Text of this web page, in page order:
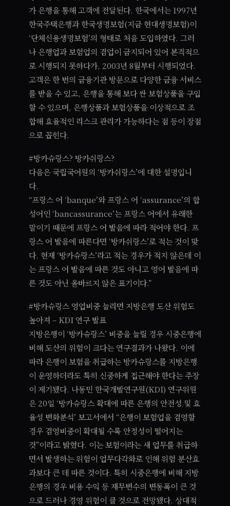
가 은행을 통해 고객에 전달된다. 한국에서는 1997년
한국주택은행과 한국생명보험(지금 현대생명보험)이
‘단체신용생명보험’의 형태로 처음 도입하였다. 그러
나 은행업과 보험업의 겸업이 금지되어 있어 본격적으
로 시행되지 못하다가, 2003년 8월부터 시행되었다.
고객은 한 번의 금융기관 방문으로 다양한 금융 서비스
를 받을 수 있고, 은행을 통해 보다 싼 보험상품을 구입
할 수 있으며, 은행상품과 보험상품을 이상적으로 조
합해 효율적인 리스크 관리가 가능하다는 점 등이 장점
으로 꼽힌다.
#방카슈랑스? 방카쉬랑스?
다음은 국립국어원의 ‘방카쉬랑스’에 대한 설명입니
다.
“프랑스 어 ‘banque’와 프랑스 어 ‘assurance’의 합
성어인 ‘bancassurance’는 프랑스 어에서 유래한
말이기 때문에 프랑스 어 발음에 따라 적어야 한다. 프
랑스 어 발음에 따른다면 ‘방카쉬랑스’로 적는 것이 맞
다. 현재 ‘방카슈랑스’라고 적는 경우가 적지 않은데 이
는 프랑스 어 발음에 따른 것도 아니고 영어 발음에 따
른 것도 아닌 올바르지 않은 표기이다.”
#방카슈랑스 영업비중 늘리면 지방은행 도산 위험도
높아져 – KDI 연구 발표
지방은행이 ‘방카슈랑스’ 비중을 늘릴 경우 시중은행에
비해 도산의 위험이 크다는 연구결과가 나왔다. 이에
따라 은행이 보험을 취급하는 방카슈랑스를 지방은행
이 운영하더라도 특히 신중하게 접근해야 한다는 주장
이 제기됐다. 나동민 한국개발연구원(KDI) 연구위원
은 20일 ‘방카슈랑스 확대에 따른 은행의 안전성 및 효
율성 변화분석’ 보고서에서 “은행이 보험업을 겸영할
경우 겸영비중이 확대될 수록 안정성이 떨어지는
것”이라고 밝혔다. 이는 보험이라는 새 업무를 취급하
면서 발생하는 위험이 업무다각화로 인해 위험 분산효
과보다 큰 데 따른 것이다. 특히 시중은행에 비해 지방
은행의 경우 비용 수익 등 재무변수의 변동폭이 큰 것
으로 드러나 경영 위험이 클 것으로 전망됐다. 상대적